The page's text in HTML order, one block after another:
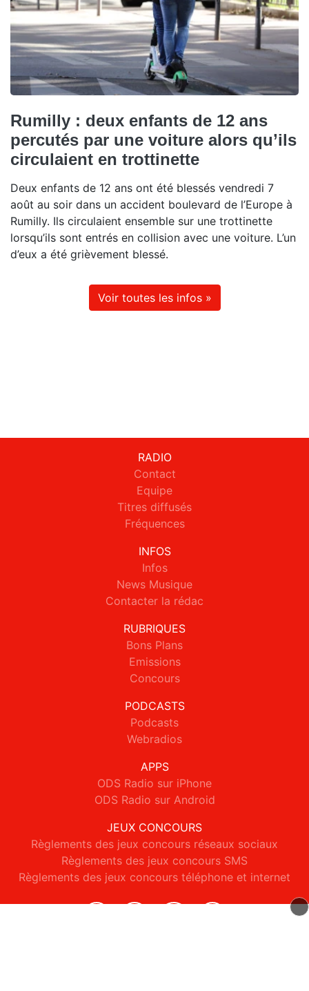
Rumilly : deux enfants de 12 ans
percutés par une voiture alors qu’ils
circulaient en trottinette
Deux enfants de 12 ans ont été blessés vendredi 7
août au soir dans un accident boulevard de l’Europe à
Rumilly. Ils circulaient ensemble sur une trottinette
lorsqu’ils sont entrés en collision avec une voiture. L’un
d’eux a été grièvement blessé.
Voir toutes les infos »
RADIO
Contact
Equipe
Titres diffusés
Fréquences
INFOS
Infos
News Musique
Contacter la rédac
RUBRIQUES
Bons Plans
Emissions
Concours
PODCASTS
Podcasts
Webradios
APPS
ODS Radio sur iPhone
ODS Radio sur Android
JEUX CONCOURS
Règlements des jeux concours réseaux sociaux
Règlements des jeux concours SMS
Règlements des jeux concours téléphone et internet